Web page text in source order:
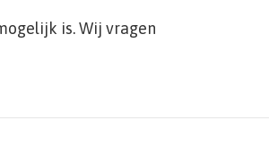
is. Wij vragen